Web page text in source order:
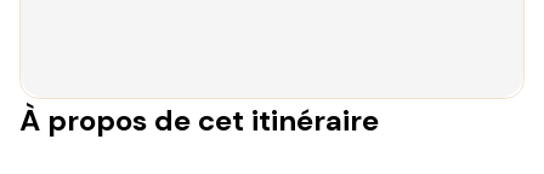
À propos de cet itinéraire